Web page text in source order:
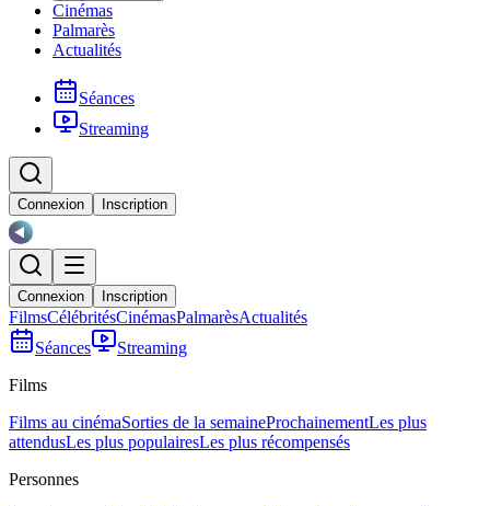
Cinémas
Palmarès
Actualités
Séances
Streaming
Connexion Inscription
Connexion Inscription
FilmsCélébritésCinémasPalmarèsActualités
Séances
Streaming
Films
Films au cinémaSorties de la semaineProchainementLes plus
attendusLes plus populairesLes plus récompensés
Personnes